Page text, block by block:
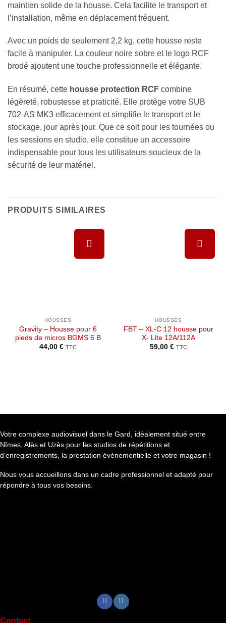
maintien solide de la housse. Cela facilite le transport et
l’installation, même en déplacement fréquent.
Avec un poids de seulement 2,2 kg, cette housse reste
facile à manipuler. La couleur noire sobre et le logo RCF
brodé ajoutent une touche professionnelle et élégante.
En résumé, cette housse protection RCF combine
légèreté, robustesse et praticité. Elle protège votre SUB
702-AS MK3 efficacement et simplifie le transport et le
stockage, jour après jour. Que ce soit pour les tournées ou
les sessions en studio, elle constitue un accessoire
indispensable pour tous les utilisateurs soucieux de la
sécurité de leur matériel.
PRODUITS SIMILAIRES
HOUSSES
Gravity – Housse pour 6
pieds de micros BGMS 6 B
44,00 € TTC
HOUSSES
FBT – XL-C 12 housse pour
X- Lite 12A/112A
59,00 € TTC
Votre complexe audiovisuel dans le Gard, idéalement situé entre
Nîmes, Alès et Uzès pour les studios de répétitions et
d’enregistrements, la prestation évènementielle et votre magasin !
Nous vous accueillons dans un cadre professionnel et adapté pour
répondre à tous vos besoins.
Contact